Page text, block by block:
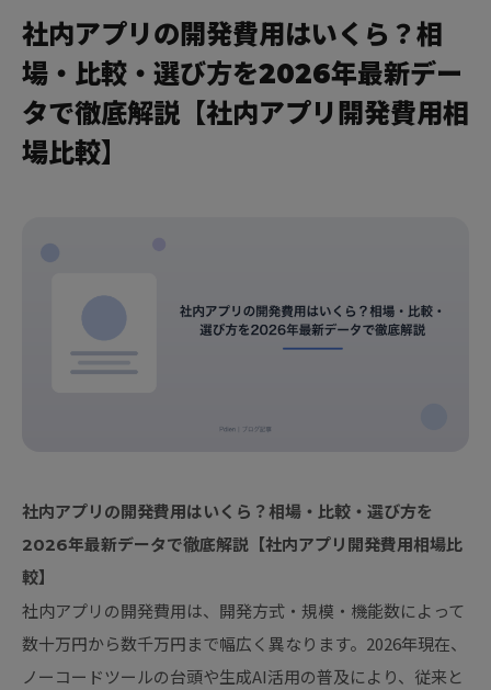
社内アプリの開発費用はいくら？相
場・比較・選び方を2026年最新デー
タで徹底解説【社内アプリ開発費用相
場比較】
社内アプリの開発費用はいくら？相場・比較・選び方を
2026年最新データで徹底解説【社内アプリ開発費用相場比
較】
社内アプリの開発費用は、開発方式・規模・機能数によって
数十万円から数千万円まで幅広く異なります。2026年現在、
ノーコードツールの台頭や生成AI活用の普及により、従来と